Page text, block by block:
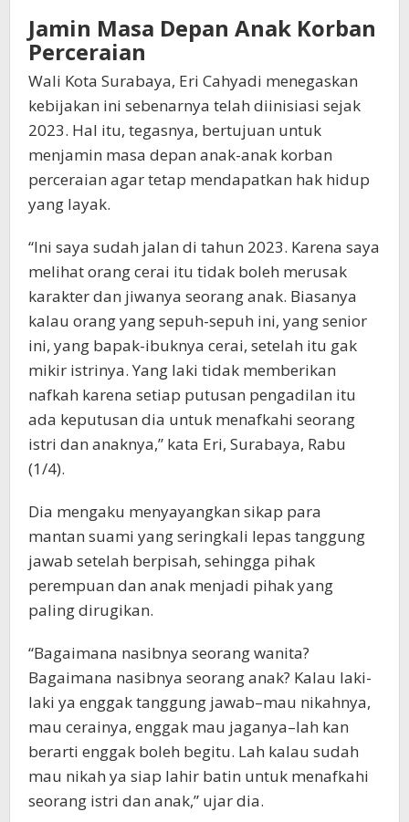
Jamin Masa Depan Anak Korban
Perceraian
Wali Kota Surabaya, Eri Cahyadi menegaskan
kebijakan ini sebenarnya telah diinisiasi sejak
2023. Hal itu, tegasnya, bertujuan untuk
menjamin masa depan anak-anak korban
perceraian agar tetap mendapatkan hak hidup
yang layak.
“Ini saya sudah jalan di tahun 2023. Karena saya
melihat orang cerai itu tidak boleh merusak
karakter dan jiwanya seorang anak. Biasanya
kalau orang yang sepuh-sepuh ini, yang senior
ini, yang bapak-ibuknya cerai, setelah itu gak
mikir istrinya. Yang laki tidak memberikan
nafkah karena setiap putusan pengadilan itu
ada keputusan dia untuk menafkahi seorang
istri dan anaknya,” kata Eri, Surabaya, Rabu
(1/4).
Dia mengaku menyayangkan sikap para
mantan suami yang seringkali lepas tanggung
jawab setelah berpisah, sehingga pihak
perempuan dan anak menjadi pihak yang
paling dirugikan.
“Bagaimana nasibnya seorang wanita?
Bagaimana nasibnya seorang anak? Kalau laki-
laki ya enggak tanggung jawab–mau nikahnya,
mau cerainya, enggak mau jaganya–lah kan
berarti enggak boleh begitu. Lah kalau sudah
mau nikah ya siap lahir batin untuk menafkahi
seorang istri dan anak,” ujar dia.